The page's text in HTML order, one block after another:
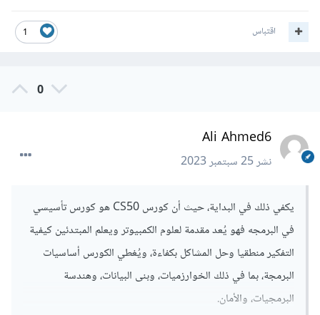
1 اقتباس
0
Ali Ahmed6
نشر25 سبتمبر 2023
يكفي ذلك في البداية، حيث أن كورس CS50 هو كورس تأسيسي
في البرمجه فهو يُعد مقدمة لعلوم الكمبيوتر ويعلم المبتدئين كيفية
التفكير منطقيا وحل المشاكل بكفاءة، ويُغطي الكورس أساسيات
البرمجة، بما في ذلك الخوارزميات، وبنى البيانات، وهندسة
البرمجيات، والأمان.